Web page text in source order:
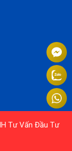
Tư Vấn Đầu Tư